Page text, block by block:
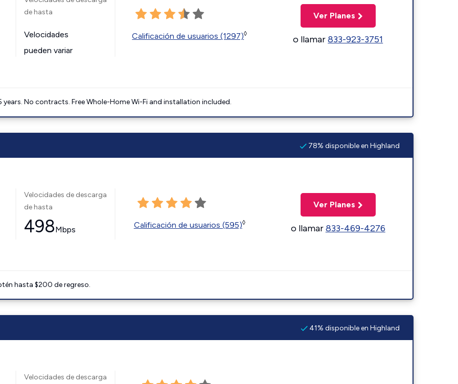
de hasta
Velocidades
pueden variar
Calificación de usuarios (1297)◊
Ver Planes
o llamar833-923-3751
No contracts. Free Whole-Home Wi-Fi and installation included.
78% disponible en Highland
Velocidades de descarga
de hasta
498Mbps Calificación de usuarios (595)◊
Ver Planes
o llamar833-469-4276
hasta $200 de regreso.
41% disponible en Highland
Velocidades de descarga